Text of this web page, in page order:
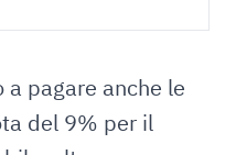
a pagare anche le
del 9% per il